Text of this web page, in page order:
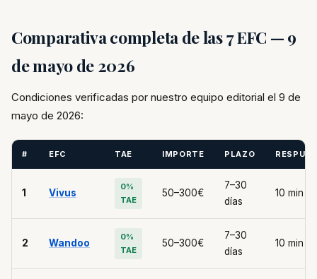
Comparativa completa de las 7 EFC — 9
de mayo de 2026
Condiciones verificadas por nuestro equipo editorial el 9 de
mayo de 2026:
# EFC TAE IMPORTE PLAZO
1 Vivus
0%
TAE
50–300€
7–30
días
10 min
2 Wandoo
0%
TAE
50–300€
7–30
días
10 min